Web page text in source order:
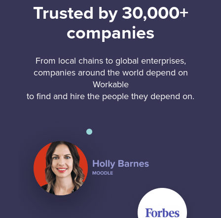
Trusted by 30,000+
companies
From local chains to global enterprises,
companies around the world depend on
Workable
to find and hire the people they depend on.